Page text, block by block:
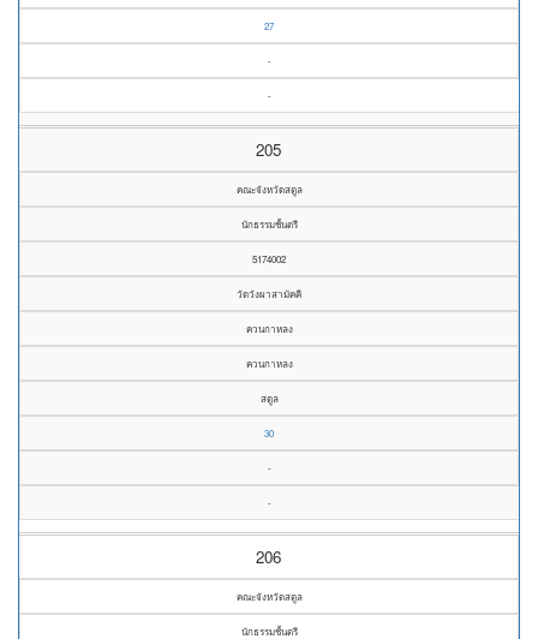
27
-
-
205
คณะจังหวัดสตูล
นักธรรมชั้นตรี
5174002
วัดวังผาสามัคคี
ควนกาหลง
ควนกาหลง
สตูล
30
-
-
206
คณะจังหวัดสตูล
นักธรรมชั้นตรี